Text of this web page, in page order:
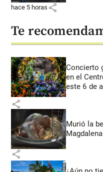
hace 5 horas share
Te
Concierto
en el
este 6 de
share
Murió la
share